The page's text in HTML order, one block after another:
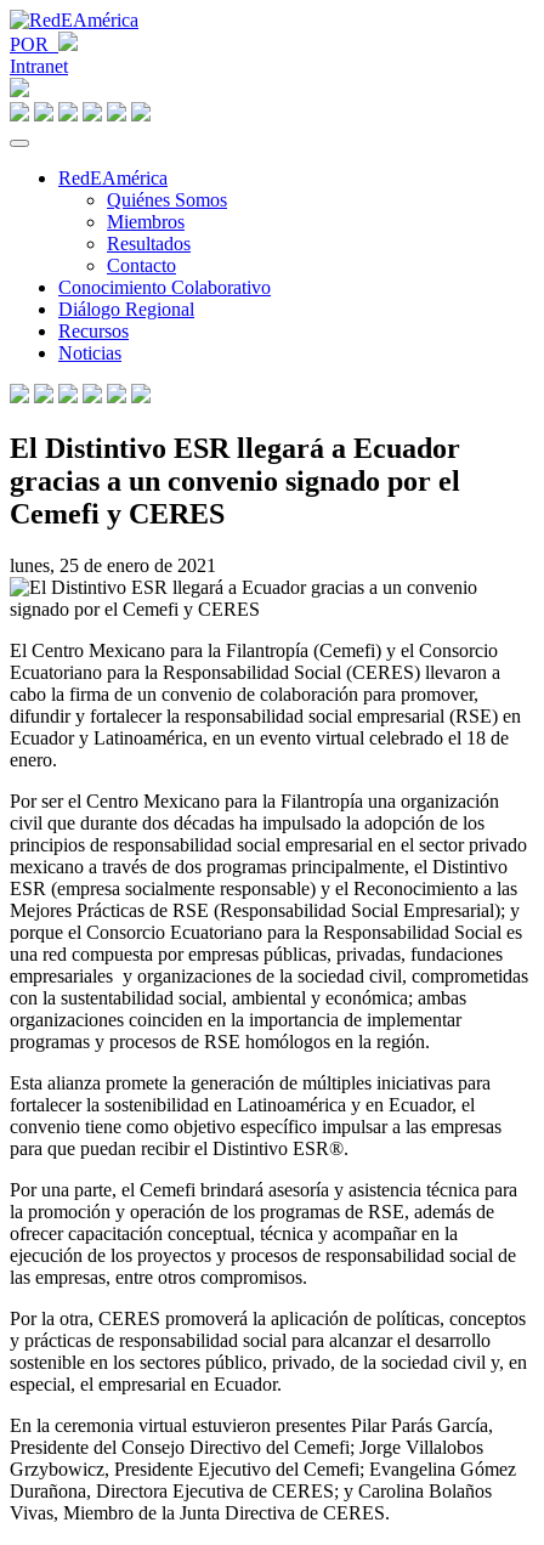
POR
Intranet
RedEAmérica
Quiénes Somos
Miembros
Resultados
Contacto
Conocimiento Colaborativo
Diálogo Regional
Recursos
Noticias
El Distintivo ESR llegará a Ecuador
gracias a un convenio signado por el
Cemefi y CERES
lunes, 25 de enero de 2021
El Centro Mexicano para la Filantropía (Cemefi) y el Consorcio
Ecuatoriano para la Responsabilidad Social (CERES) llevaron a
cabo la firma de un convenio de colaboración para promover,
difundir y fortalecer la responsabilidad social empresarial (RSE) en
Ecuador y Latinoamérica, en un evento virtual celebrado el 18 de
enero.
Por ser el Centro Mexicano para la Filantropía una organización
civil que durante dos décadas ha impulsado la adopción de los
principios de responsabilidad social empresarial en el sector privado
mexicano a través de dos programas principalmente, el Distintivo
ESR (empresa socialmente responsable) y el Reconocimiento a las
Mejores Prácticas de RSE (Responsabilidad Social Empresarial); y
porque el Consorcio Ecuatoriano para la Responsabilidad Social es
una red compuesta por empresas públicas, privadas, fundaciones
empresariales y organizaciones de la sociedad civil, comprometidas
con la sustentabilidad social, ambiental y económica; ambas
organizaciones coinciden en la importancia de implementar
programas y procesos de RSE homólogos en la región.
Esta alianza promete la generación de múltiples iniciativas para
fortalecer la sostenibilidad en Latinoamérica y en Ecuador, el
convenio tiene como objetivo específico impulsar a las empresas
para que puedan recibir el Distintivo ESR®.
Por una parte, el Cemefi brindará asesoría y asistencia técnica para
la promoción y operación de los programas de RSE, además de
ofrecer capacitación conceptual, técnica y acompañar en la
ejecución de los proyectos y procesos de responsabilidad social de
las empresas, entre otros compromisos.
Por la otra, CERES promoverá la aplicación de políticas, conceptos
y prácticas de responsabilidad social para alcanzar el desarrollo
sostenible en los sectores público, privado, de la sociedad civil y, en
especial, el empresarial en Ecuador.
En la ceremonia virtual estuvieron presentes Pilar Parás García,
Presidente del Consejo Directivo del Cemefi; Jorge Villalobos
Grzybowicz, Presidente Ejecutivo del Cemefi; Evangelina Gómez
Durañona, Directora Ejecutiva de CERES; y Carolina Bolaños
Vivas, Miembro de la Junta Directiva de CERES.